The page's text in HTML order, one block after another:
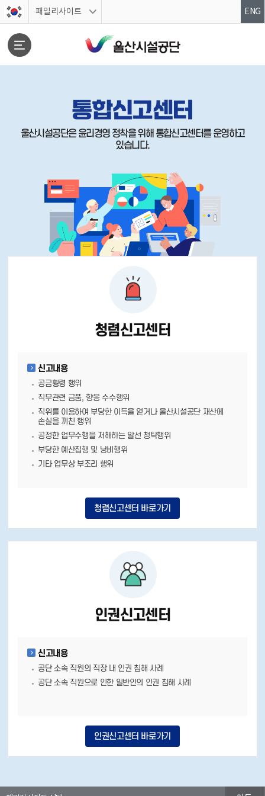
스킵네비게이션
패밀리사이트 ENG
울산시설공단은 윤리경영 정착을 위해 통합신고센터를 운영하고
있습니다.
청렴신고센터
신고내용
공금횡령 행위
직무관련 금품, 향응 수수행위
직위를 이용하여 부당한 이득을 얻거나 울산시설공단 재산에
손실을 끼친 행위
공정한 업무수행을 저해하는 알선 청탁행위
부당한 예산집행 및 낭비행위
기타 업무상 부조리 행위
청렴신고센터 바로가기
인권신고센터
신고내용
공단 소속 직원의 직장 내 인권 침해 사례
공단 소속 직원으로 인한 일반인의 인권 침해 사례
인권신고센터 바로가기
패밀리사이트